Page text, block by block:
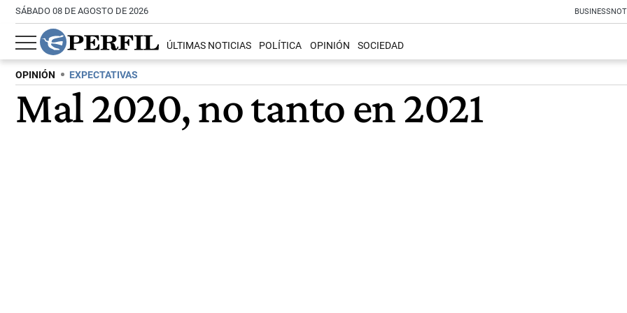
SÁBADO 08 DE AGOSTO DE 2026 BUSINESS
ÚLTIMAS NOTICIAS POLÍTICA OPINIÓN SOCIEDAD
OPINIÓN EXPECTATIVAS
Mal 2020, no tanto en 2021